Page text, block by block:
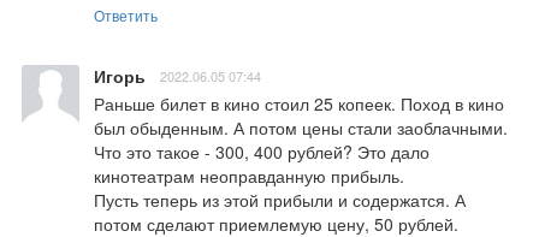
Ответить
Игорь 2022.06.05 07:44
Раньше билет в кино стоил 25 копеек. Поход в кино
был обыденным. А потом цены стали заоблачными.
Что это такое - 300, 400 рублей? Это дало
кинотеатрам неоправданную прибыль.
Пусть теперь из этой прибыли и содержатся. А
потом сделают приемлемую цену, 50 рублей.